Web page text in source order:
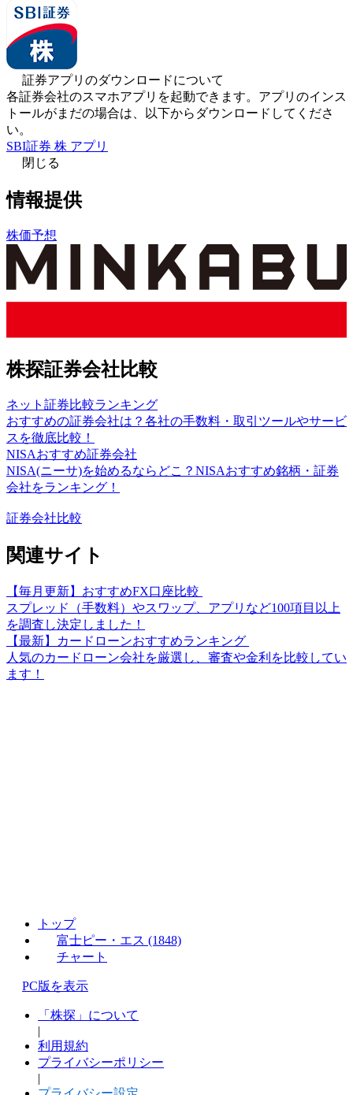
証券アプリのダウンロードについて
各証券会社のスマホアプリを起動できます。アプリのインス
トールがまだの場合は、以下からダウンロードしてくださ
い。
SBI証券 株 アプリ
閉じる
情報提供
株価予想
株探証券会社比較
ネット証券比較ランキング
おすすめの証券会社は？各社の手数料・取引ツールやサービ
スを徹底比較！
NISAおすすめ証券会社
NISA(ニーサ)を始めるならどこ？NISAおすすめ銘柄・証券
会社をランキング！
証券会社比較
関連サイト
【毎月更新】おすすめFX口座比較
スプレッド（手数料）やスワップ、アプリなど100項目以上
を調査し決定しました！
【最新】カードローンおすすめランキング
人気のカードローン会社を厳選し、審査や金利を比較してい
ます！
トップ
富士ピー・エス (1848)
チャート
PC版を表示
「株探」について
|
利用規約
プライバシーポリシー
|